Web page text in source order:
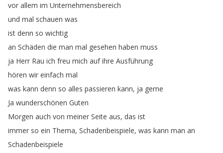
vor allem im Unternehmensbereich
und mal schauen was
ist denn so wichtig
an Schäden die man mal gesehen haben muss
ja Herr Rau ich freu mich auf ihre Ausführung
hören wir einfach mal
was kann denn so alles passieren kann, ja gerne
Ja wunderschönen Guten
Morgen auch von meiner Seite aus, das ist
immer so ein Thema, Schadenbeispiele, was kann man an
Schadenbeispiele